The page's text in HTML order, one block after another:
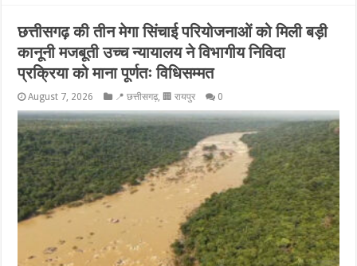
छत्तीसगढ़ की तीन मेगा सिंचाई परियोजनाओं को मिली बड़ी
कानूनी मजबूती उच्च न्यायालय ने विभागीय निविदा
प्रक्रिया को माना पूर्णतः विधिसम्मत
August 7, 2026 📍 छत्तीसगढ़, 🏢 रायपुर 0